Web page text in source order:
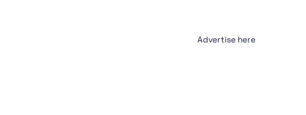
Advertise here